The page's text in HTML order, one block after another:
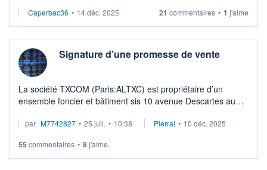
Caperbac36 • 14 déc. 2025 21 commentaires • 1 j'aime
Signature d’une promesse de vente
La société TXCOM (Paris:ALTXC) est propriétaire d’un
ensemble foncier et bâtiment sis 10 avenue Descartes au
par M7742827 • 25 juil. • 10:38 Pierral • 10 déc. 2025
55 commentaires • 8j'aime